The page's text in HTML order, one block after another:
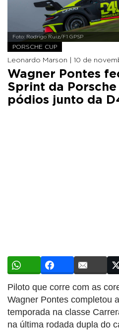
Foto: Rodrigo Ruiz/F1 GPSP
PORSCHE CUP
Leonardo Marson | 10 de
Wagner Pontes
Sprint da Porsche
pódios junto da
Piloto que corre com as
Wagner Pontes completou
temporada na classe
na última rodada dupla do